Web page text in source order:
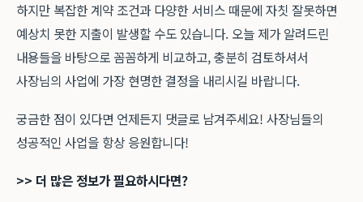
하지만 복잡한 계약 조건과 다양한 서비스 때문에 자칫 잘못하면
예상치 못한 지출이 발생할 수도 있습니다. 오늘 제가 알려드린
내용들을 바탕으로 꼼꼼하게 비교하고, 충분히 검토하셔서
사장님의 사업에 가장 현명한 결정을 내리시길 바랍니다.
궁금한 점이 있다면 언제든지 댓글로 남겨주세요! 사장님들의
성공적인 사업을 항상 응원합니다!
>> 더 많은 정보가 필요하시다면?